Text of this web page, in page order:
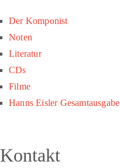
Der Komponist
Noten
Literatur
CDs
Filme
Hanns Eisler Gesamtausgabe
Kontakt